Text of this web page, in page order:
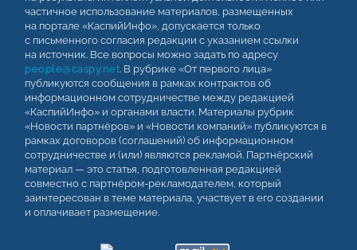
частичное использование материалов, размещенных
на портале «КаспийИнфо», допускается только
с письменного согласия редакции с указанием ссылки
на источник. Все вопросы можно задать по адресу
people@caspy.net. В рубрике «От первого лица»
публикуются сообщения в рамках контрактов об
информационном сотрудничестве между редакцией
«КаспийИнфо» и органами власти. Материалы рубрик
«Новости партнёров» и «Новости компаний» публикуются в
рамках договоров (соглашений) об информационном
сотрудничестве и (или) являются рекламой. Партнёрский
материал — это статья, подготовленная редакцией
совместно с партнёром-рекламодателем, который
заинтересован в теме материала, участвует в его создании
и оплачивает размещение.